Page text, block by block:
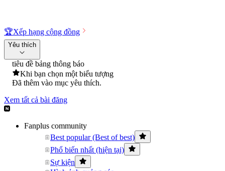
🏆Xếp hạng cộng đồng
Yêu thích
tiêu đề bảng thông báo
Khi bạn chọn một biểu tượng
Đã thêm vào mục yêu thích.
Xem tất cả bài đăng
Fanplus community
Best popular (Best of best)
Phổ biến nhất (hiện tại)
Sự kiện